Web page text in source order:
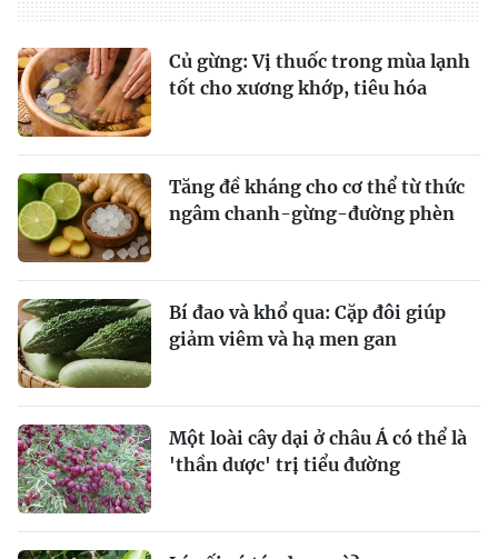
Củ gừng: Vị thuốc trong mùa lạnh
tốt cho xương khớp, tiêu hóa
Tăng đề kháng cho cơ thể từ thức
ngâm chanh-gừng-đường phèn
Bí đao và khổ qua: Cặp đôi giúp
giảm viêm và hạ men gan
Một loài cây dại ở châu Á có thể là
'thần dược' trị tiểu đường